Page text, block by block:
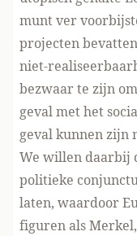
munt ver
projecten
niet-
bezwaar te zijn
geval met het
geval kunnen zijn
We willen daarbij
politieke
laten, waardoor
figuren als